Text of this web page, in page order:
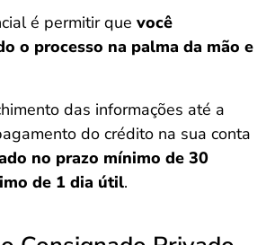
é permitir que você
o processo na palma da mão e
das informações até a
do crédito na sua conta
no prazo mínimo de 30
de 1 dia útil.